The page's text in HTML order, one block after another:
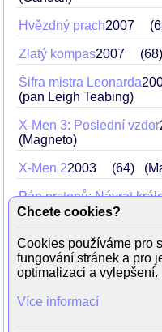
Hvězdný prach2007
Zlatý kompas2007 68
Šifra mistra Leonarda
(pan Leigh Teabing)
X-Men 3: Poslední vzdor
(Magneto)
X-Men 22003 64
Pán prstenů: Návrat
(Gandalf)
Pán prstenů: Dvě věže
(Gandalf the White)
Pán prstenů:
62
(Gandalf)
Chcete cookies?
Cookies používáme pro
fungování stránek a pro
optimalizaci a vylepšení.
Více informací